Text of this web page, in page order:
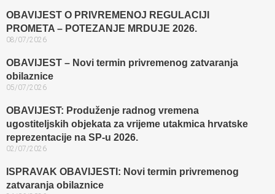
OBAVIJEST O PRIVREMENOJ REGULACIJI
PROMETA – POTEZANJE MRDUJE 2026.
08/07/2026
OBAVIJEST – Novi termin privremenog zatvaranja
obilaznice​
05/07/2026
OBAVIJEST: Produženje radnog vremena
ugostiteljskih objekata za vrijeme utakmica hrvatske
reprezentacije na SP-u 2026.
02/07/2026
ISPRAVAK OBAVIJESTI: Novi termin privremenog
zatvaranja obilaznice​